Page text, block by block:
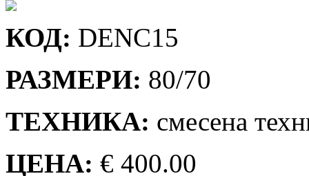
КОД: DENC15
РАЗМЕРИ: 80/70
ТЕХНИКА: смесена
ЦЕНА: € 400.00